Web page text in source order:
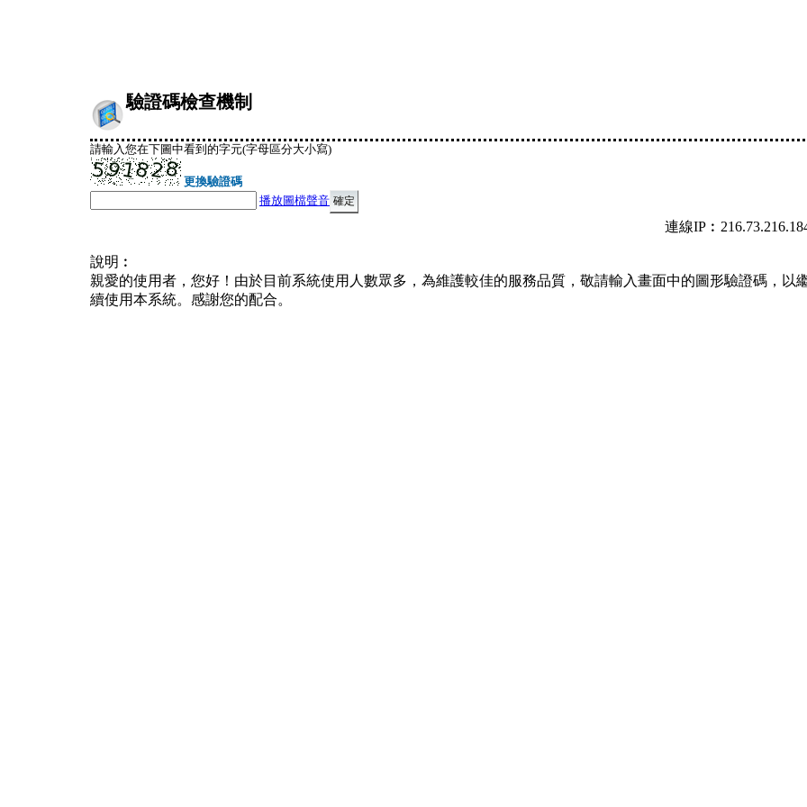
驗證碼檢查機制
請輸入您在下圖中看到的字元(字母區分大小寫)
更換驗證碼
播放圖檔聲音
連線
說明︰
親愛的使用者，您好！由於目前系統使用人數眾多，為維護較佳的服務品質，敬請輸入畫面中的圖形驗證碼，以
續使用本系統。感謝您的配合。